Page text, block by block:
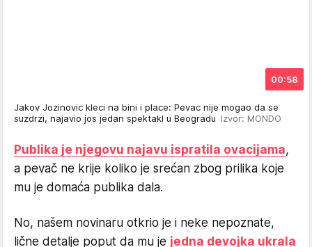
00:58
Jakov Jozinovic kleci na bini i place: Pevac nije mogao da se
suzdrzi, najavio jos jedan spektakl u Beogradu Izvor: MONDO
Publika je njegovu najavu ispratila ovacijama,
a pevač ne krije koliko je srećan zbog prilika koje
mu je domaća publika dala.
No, našem novinaru otkrio je i neke nepoznate,
lične detalje poput da mu je jedna devojka ukrala